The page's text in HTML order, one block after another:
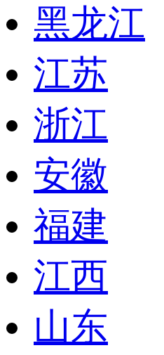
黑龙江
江苏
浙江
安徽
福建
江西
山东